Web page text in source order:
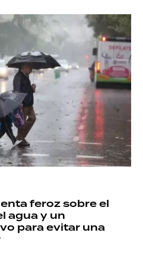
feroz sobre el
agua y un
para evitar una